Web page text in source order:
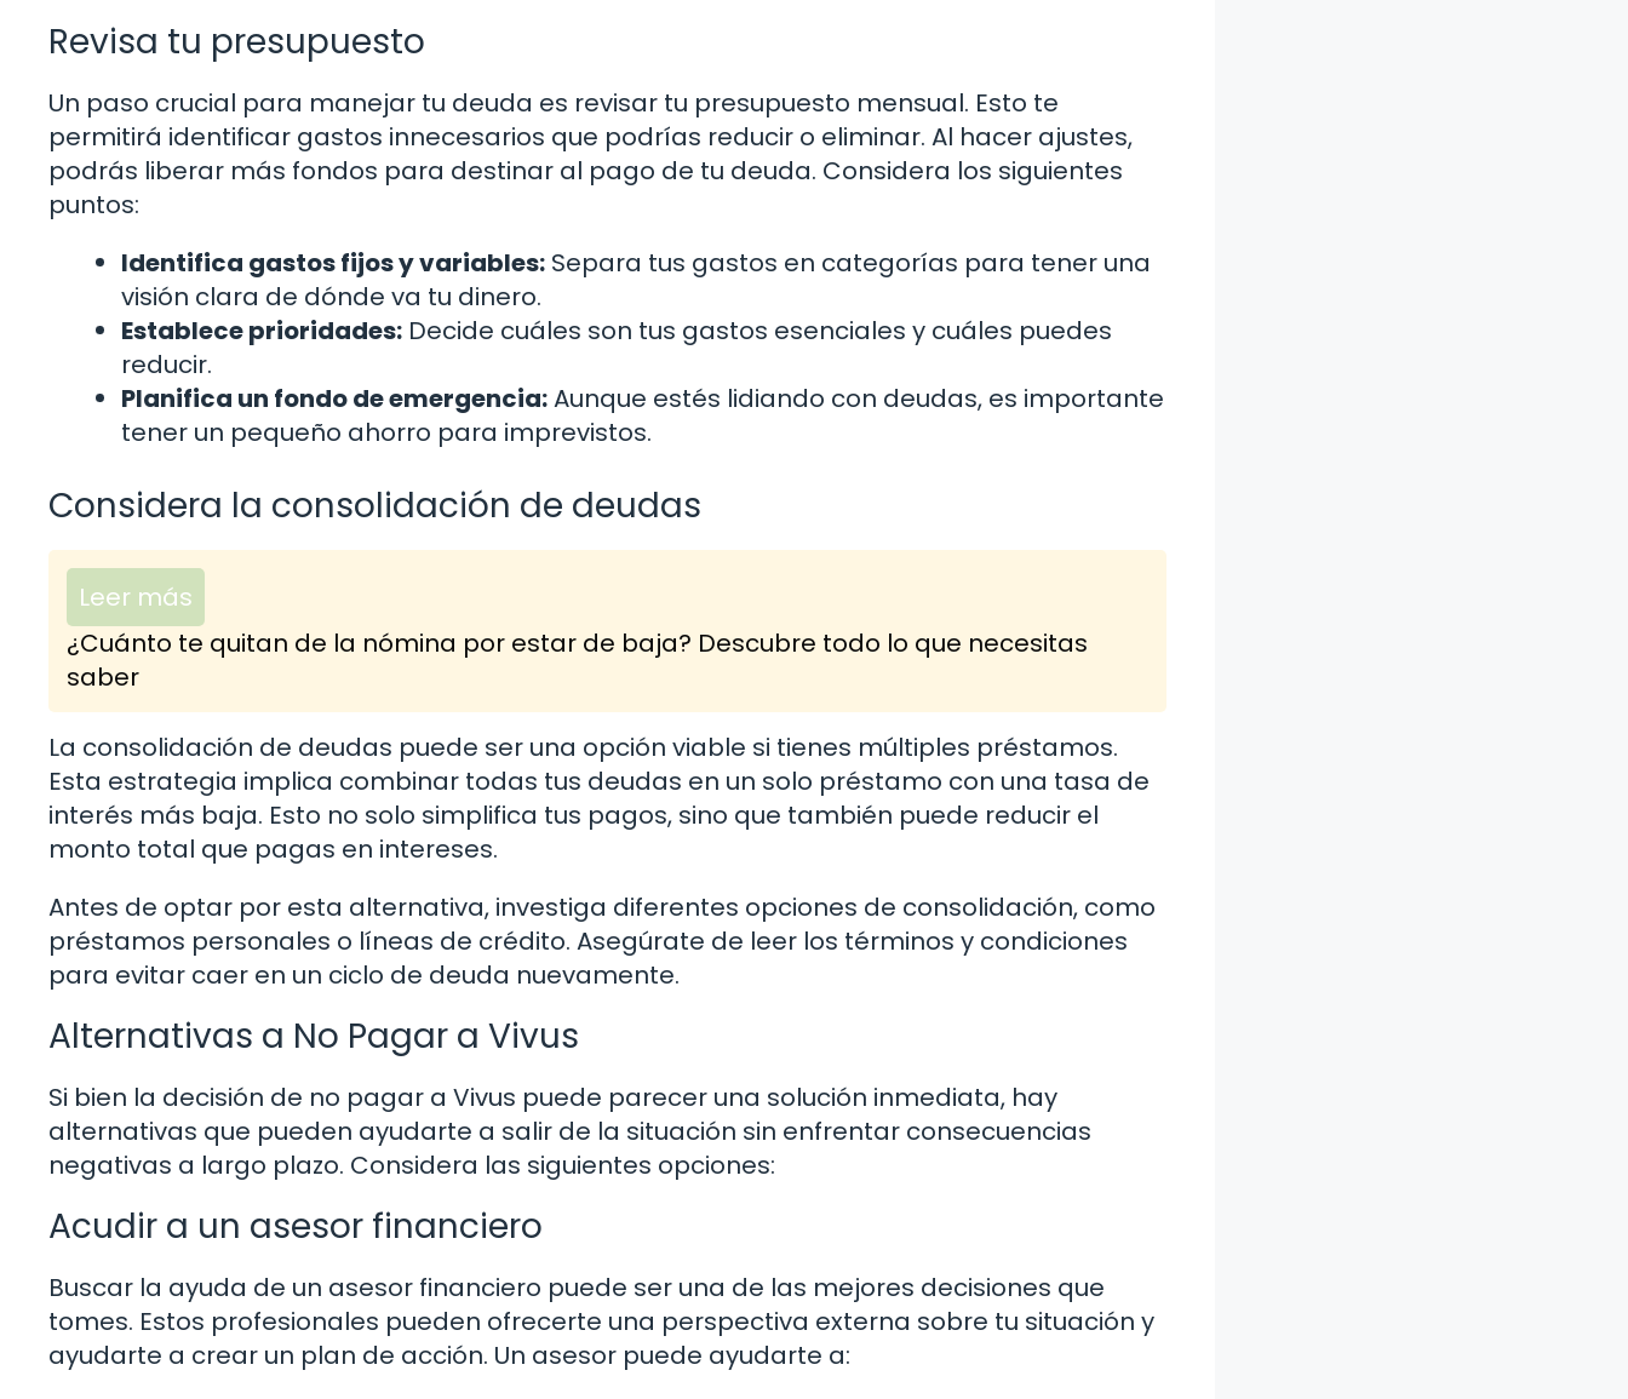
Revisa tu presupuesto
Un paso crucial para manejar tu deuda es revisar tu presupuesto mensual. Esto te
permitirá identificar gastos innecesarios que podrías reducir o eliminar. Al hacer ajustes,
podrás liberar más fondos para destinar al pago de tu deuda. Considera los siguientes
puntos:
Identifica gastos fijos y variables: Separa tus gastos en categorías para tener una
visión clara de dónde va tu dinero.
Establece prioridades: Decide cuáles son tus gastos esenciales y cuáles puedes
reducir.
Planifica un fondo de emergencia:Aunque estés lidiando con deudas, es importante
tener un pequeño ahorro para imprevistos.
Considera la consolidación de deudas
Leer más
¿Cuánto te quitan de la nómina por estar de baja? Descubre todo lo que necesitas
saber
La consolidación de deudas puede ser una opción viable si tienes múltiples préstamos.
Esta estrategia implica combinar todas tus deudas en un solo préstamo con una tasa de
interés más baja. Esto no solo simplifica tus pagos, sino que también puede reducir el
monto total que pagas en intereses.
Antes de optar por esta alternativa, investiga diferentes opciones de consolidación, como
préstamos personales o líneas de crédito. Asegúrate de leer los términos y condiciones
para evitar caer en un ciclo de deuda nuevamente.
Alternativas a No Pagar a Vivus
Si bien la decisión de no pagar a Vivus puede parecer una solución inmediata, hay
alternativas que pueden ayudarte a salir de la situación sin enfrentar consecuencias
negativas a largo plazo. Considera las siguientes opciones:
Acudir a un asesor financiero
Buscar la ayuda de un asesor financiero puede ser una de las mejores decisiones que
tomes. Estos profesionales pueden ofrecerte una perspectiva externa sobre tu situación y
ayudarte a crear un plan de acción. Un asesor puede ayudarte a: